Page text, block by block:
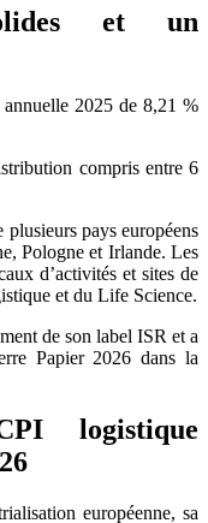
et un
2025 de 8,21 %
compris entre 6
pays européens
Pologne et Irlande. Les
d’activités et sites de
et du Life Science.
de son label ISR et a
Papier 2026 dans la
logistique
européenne, sa